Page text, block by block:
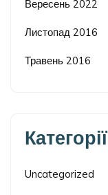
Вересень 2022
Листопад 2016
Травень 2016
Категорії
Uncategorized